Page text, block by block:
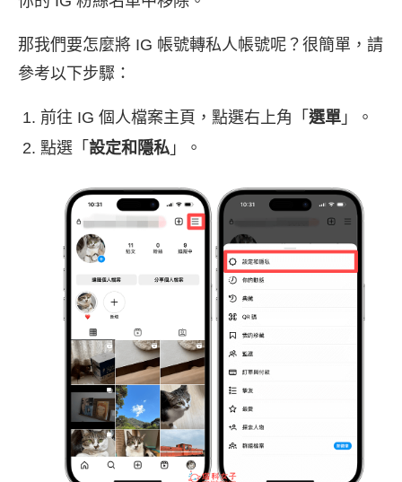
那我們要怎麼將 IG 帳號轉私人帳號呢？很簡單，請
參考以下步驟：
前往 IG 個人檔案主頁，點選右上角「 選單 」。
點選「 設定和隱私 」。